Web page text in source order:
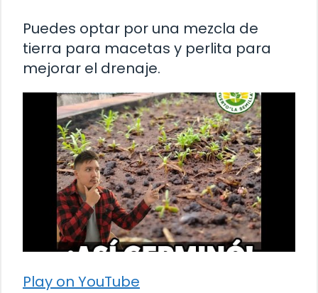
Puedes optar por una mezcla de
tierra para macetas y perlita para
mejorar el drenaje.
Play on YouTube